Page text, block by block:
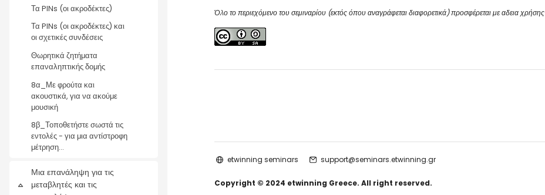
Τα PINs (οι ακροδέκτες)
Τα PINs (οι ακροδέκτες) και
οι σχετικές συνδέσεις
Θωρητικά ζητήματα
επαναληπτικής δομής
8α_Με φρούτα και
ακουστικά, για να ακούμε
μουσική
8β_Τοποθετήστε σωστά τις
εντολές - για μια αντίστροφη
μέτρηση...
Collapse
Μια επανάληψη για τις
μεταβλητές και τις
Όλο το περιεχόμενο του σεμιναρίου (εκτός όπου αναγράφεται διαφορετικά) προσφέρεται με αδεια χρήσης
etwinning seminars support@seminars.etwinning.gr
Copyright © 2024 etwinning Greece. All right reserved.